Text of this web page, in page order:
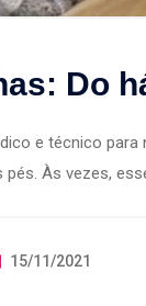
Do
e técnico
Às vezes,
15/11/2021